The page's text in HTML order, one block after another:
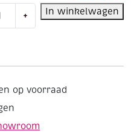
+ In winkelwagen
op voorraad